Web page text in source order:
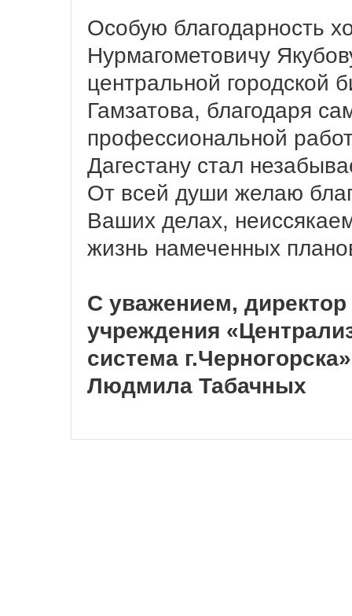
Особую благодарность
Нурмагометовичу
центральной городской
Гамзатова, благодаря
профессиональной
Дагестану стал
От всей души желаю
Ваших делах,
жизнь намеченных
С уважением,
учреждения
система г.Черногорска»
Людмила Табачных